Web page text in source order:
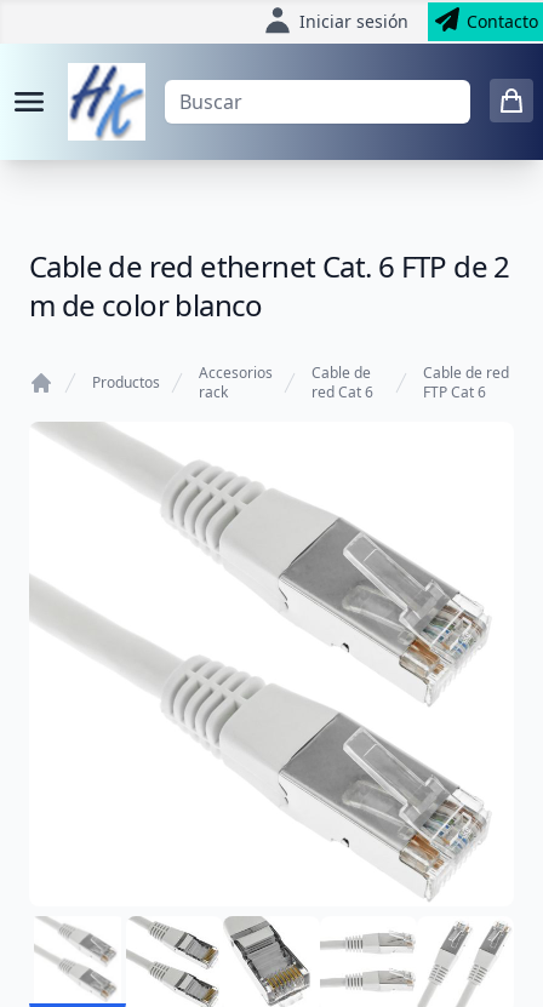
Iniciar sesión Contacto
Cable de red ethernet Cat. 6 FTP de 2
m de color blanco
Productos
Accesorios
rack
Cable de
red Cat 6
Cable de red
FTP Cat 6